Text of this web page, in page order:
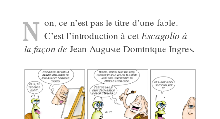
N on, ce n’est pas le titre d’une fable.
C’est l’introduction à cet Escagolio à
la façon de Jean Auguste Dominique Ingres.